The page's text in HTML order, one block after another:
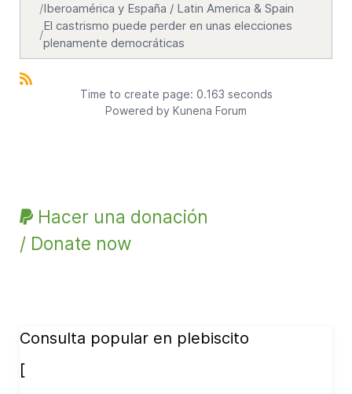
Iberoamérica y España / Latin America & Spain
El castrismo puede perder en unas elecciones
plenamente democráticas
Time to create page: 0.163 seconds
Powered by Kunena Forum
Hacer una donación
/ Donate now
Consulta popular en plebiscito
[